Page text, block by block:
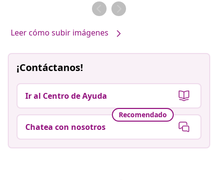
por
Leer cómo subir imágenes
¡Contáctanos!
Ir al Centro de Ayuda
Recomendado
Chatea con nosotros